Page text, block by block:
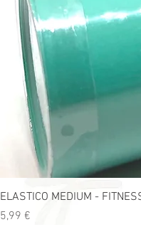
ELASTICO MEDIUM -
Precio
5,99 €